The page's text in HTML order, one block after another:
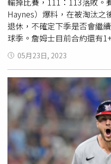
Haynes）爆料，在被淘汰之
退休，不確定下季是否會繼
球季。詹姆士目前合約還有
違約金。（圖／達志／美聯社
《Bleacherreport》報導，
磯湖人隊球星詹姆斯不確定
和球隊在一起，並且正在考
有兩年合約（最後一年為球
輕人的他，如今卻傳出恐提
過去他生涯曾4度拿下總冠
王，一般認為他會等兒子小
NBA之後，完成父子同在
就傳出考慮退休的消息，不
05月23日, 2023